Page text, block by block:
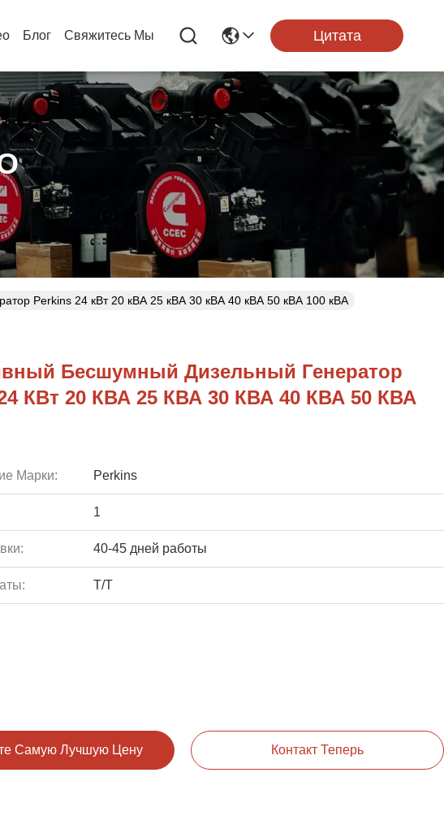
Блог Свяжитесь Мы Цитата
Perkins 24 кВт 20 кВА 25 кВА 30 кВА 40 кВА 50 кВА 100 кВА
Бесшумный Дизельный Генератор
КВт 20 КВА 25 КВА 30 КВА 40 КВА 50 КВА
Марки: Perkins
1
40-45 дней работы
Т/Т
Самую Лучшую Цену Контакт Теперь